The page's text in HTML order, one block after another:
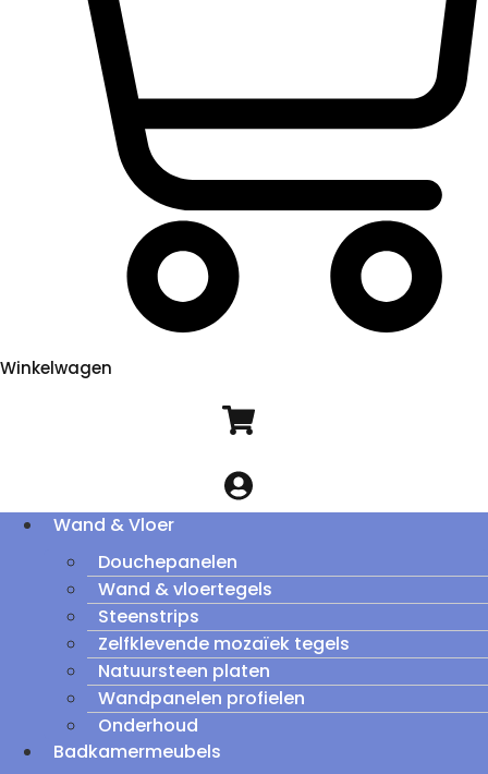
Winkelwagen
Wand & Vloer
Douchepanelen
Wand & vloertegels
Steenstrips
Zelfklevende mozaïek tegels
Natuursteen platen
Wandpanelen profielen
Onderhoud
Badkamermeubels